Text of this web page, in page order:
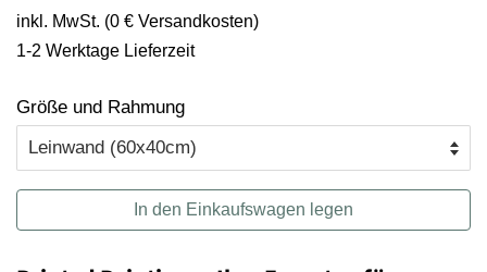
inkl. MwSt. (0 € Versandkosten)
1-2 Werktage Lieferzeit
Größe und Rahmung
In den Einkaufswagen legen